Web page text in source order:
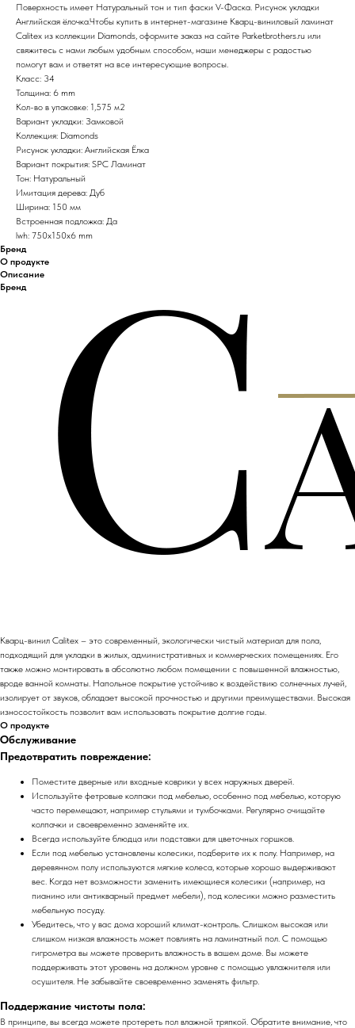
Поверхность имеет Натуральный тон и тип фаски V-Фаска. Рисунок укладки
Английская ёлочка.Чтобы купить в интернет-магазине Кварц-виниловый ламинат
Calitex из коллекции Diamonds, оформите заказ на сайте Parketbrothers.ru или
свяжитесь с нами любым удобным способом, наши менеджеры с радостью
помогут вам и ответят на все интересующие вопросы.
Класс: 34
Толщина: 6 mm
Кол-во в упаковке: 1,575 м2
Вариант укладки: Замковой
Коллекция: Diamonds
Рисунок укладки: Английская Ёлка
Вариант покрытия: SPС Ламинат
Тон: Натуральный
Имитация дерева: Дуб
Ширина: 150 мм
Встроенная подложка: Да
lwh: 750x150x6 mm
Бренд
О продукте
Описание
Бренд
Кварц-винил Calitex – это современный, экологически чистый материал для пола,
подходящий для укладки в жилых, административных и коммерческих помещениях. Его
также можно монтировать в абсолютно любом помещении с повышенной влажностью,
вроде ванной комнаты. Напольное покрытие устойчиво к воздействию солнечных лучей,
изолирует от звуков, обладает высокой прочностью и другими преимуществами. Высокая
износостойкость позволит вам использовать покрытие долгие годы.
О продукте
Обслуживание
Предотвратить повреждение:
Поместите дверные или входные коврики у всех наружных дверей.
Используйте фетровые колпаки под мебелью, особенно под мебелью, которую
часто перемещают, например стульями и тумбочками. Регулярно очищайте
колпачки и своевременно заменяйте их.
Всегда используйте блюдца или подставки для цветочных горшков.
Если под мебелью установлены колесики, подберите их к полу. Например, на
деревянном полу используются мягкие колеса, которые хорошо выдерживают
вес. Когда нет возможности заменить имеющиеся колесики (например, на
пианино или антикварный предмет мебели), под колесики можно разместить
мебельную посуду.
Убедитесь, что у вас дома хороший климат-контроль. Слишком высокая или
слишком низкая влажность может повлиять на ламинатный пол. С помощью
гигрометра вы можете проверить влажность в вашем доме. Вы можете
поддерживать этот уровень на должном уровне с помощью увлажнителя или
осушителя. Не забывайте своевременно заменять фильтр.
Поддержание чистоты пола:
В принципе, вы всегда можете протереть пол влажной тряпкой. Обратите внимание, что